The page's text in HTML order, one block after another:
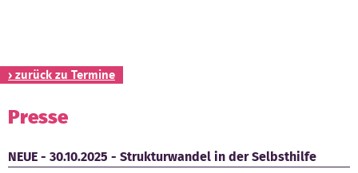
› zurück zu Termine
Presse
NEUE - 30.10.2025 - Strukturwandel in der Selbsthilfe